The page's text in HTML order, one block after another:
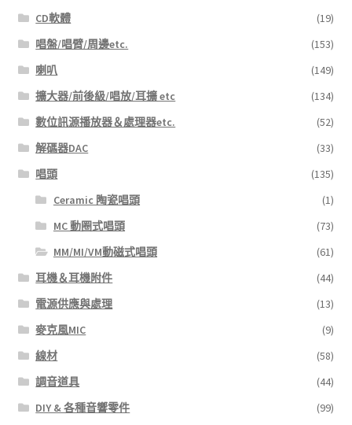
CD軟體
(19)
唱盤/唱臂/周邊etc.
(153)
喇叭
(149)
擴大器/前後級/唱放/耳擴 etc
(134)
數位訊源播放器＆處理器etc.
(52)
解碼器DAC
(33)
唱頭
(135)
Ceramic 陶瓷唱頭
(1)
MC 動圈式唱頭
(73)
MM/MI/VM動磁式唱頭
(61)
耳機＆耳機附件
(44)
電源供應與處理
(13)
麥克風MIC
(9)
線材
(58)
調音道具
(44)
DIY & 各種音響零件
(99)